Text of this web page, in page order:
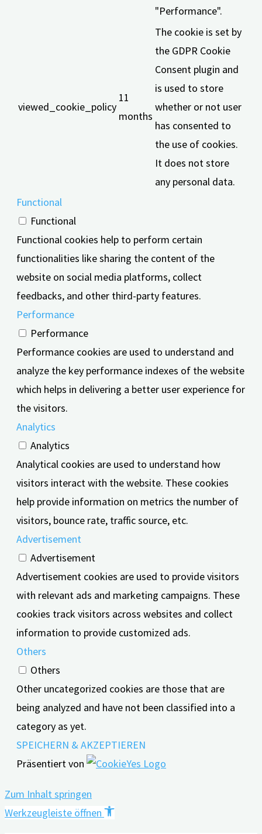
"Performance".
viewed_cookie_policy
11
months
The cookie is set by
the GDPR Cookie
Consent plugin and
is used to store
whether or not user
has consented to
the use of cookies.
It does not store
any personal data.
Functional
Functional
Functional cookies help to perform certain
functionalities like sharing the content of the
website on social media platforms, collect
feedbacks, and other third-party features.
Performance
Performance
Performance cookies are used to understand and
analyze the key performance indexes of the website
which helps in delivering a better user experience for
the visitors.
Analytics
Analytics
Analytical cookies are used to understand how
visitors interact with the website. These cookies
help provide information on metrics the number of
visitors, bounce rate, traffic source, etc.
Advertisement
Advertisement
Advertisement cookies are used to provide visitors
with relevant ads and marketing campaigns. These
cookies track visitors across websites and collect
information to provide customized ads.
Others
Others
Other uncategorized cookies are those that are
being analyzed and have not been classified into a
category as yet.
SPEICHERN & AKZEPTIEREN
Präsentiert von
Zum Inhalt springen
Werkzeugleiste öffnen